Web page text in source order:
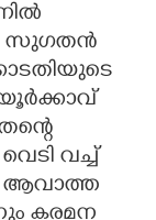
സുഗതന്‍
വച്ച്
ആവാത്ത